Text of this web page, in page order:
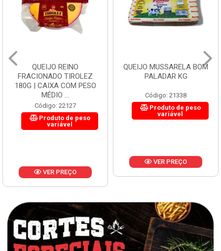
QUEIJO REINO
FRACIONADO TIROLEZ
180G | CAIXA COM PESO
MÉDIO ...
Código: 22127
Produto de peso
variável
VER PREÇO
QUEIJO MUSSARELA BOM
PALADAR KG
Código: 21338
Produto de peso
variável
VER PREÇO